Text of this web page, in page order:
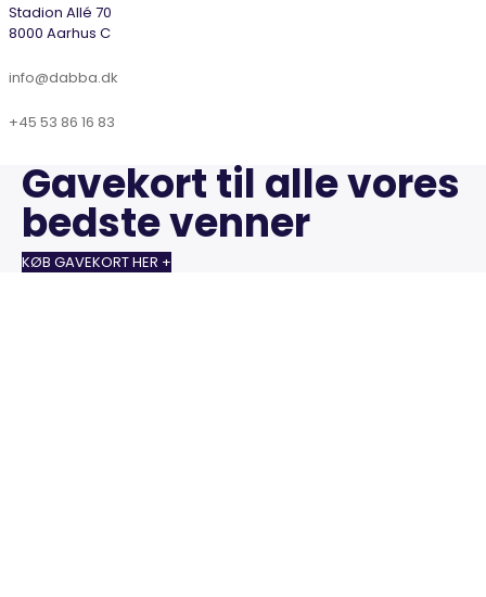
Stadion Allé 70
8000 Aarhus C
info@dabba.dk
+45 53 86 16 83
Gavekort til alle vores
bedste venner
KØB GAVEKORT HER +